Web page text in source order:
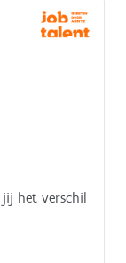
het verschil